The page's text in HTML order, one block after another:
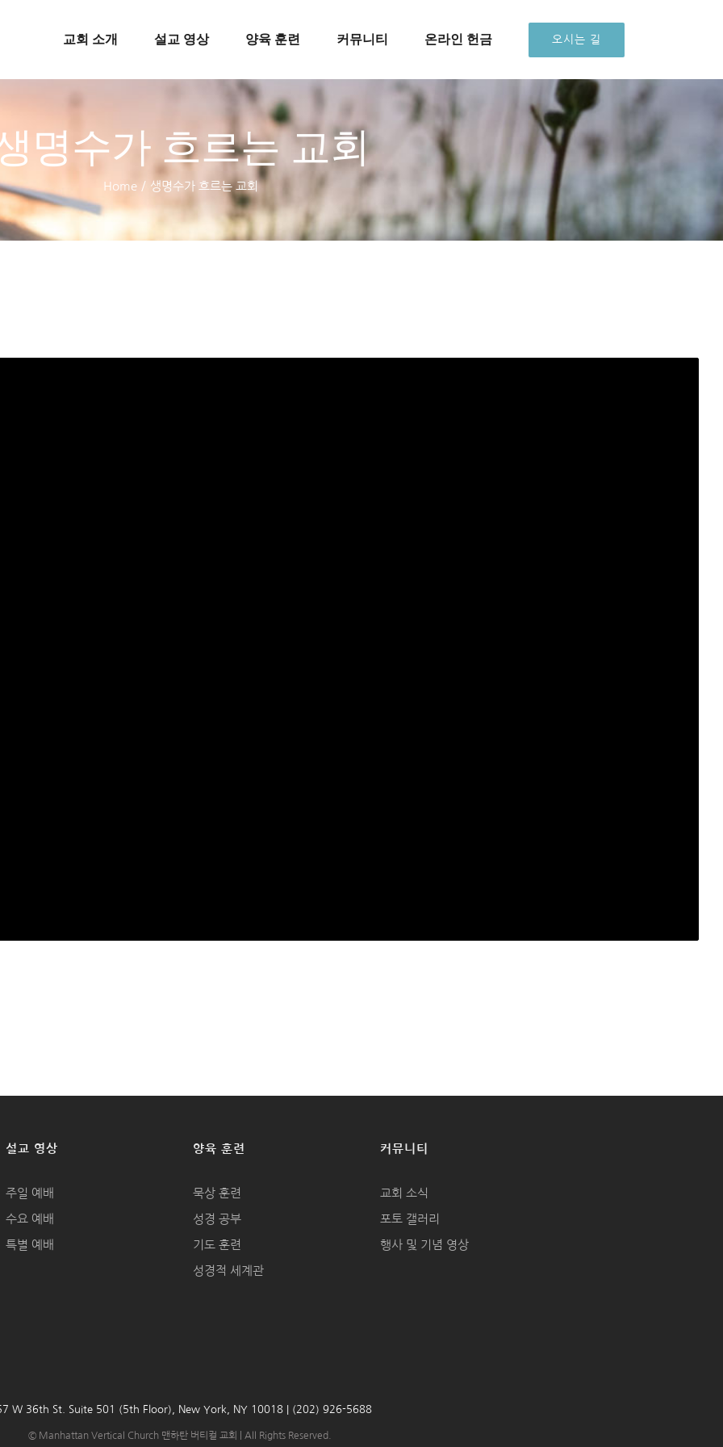
교회 소개 설교 영상 양육 훈련 커뮤니티 온라인 헌금 오시는 길
명수가 흐르는 교회
Home / 생명수가 흐르는 교회
설교 영상
주일 예배
수요 예배
특별 예배
양육 훈련
묵상 훈련
성경 공부
기도 훈련
성경적 세계관
커뮤니티
교회 소식
포토 갤러리
행사 및 기념 영상
W 36th St. Suite 501 (5th Floor), New York, NY 10018 | (202) 926-5688
© Manhattan Vertical Church 맨하탄 버티컬 교회 | All Rights Reserved.